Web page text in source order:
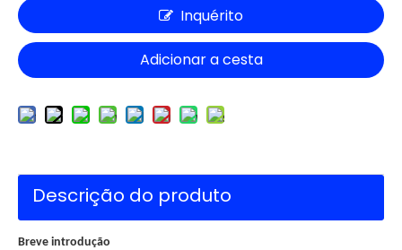
Inquérito
Adicionar a cesta
Descrição do produto
Breve introdução